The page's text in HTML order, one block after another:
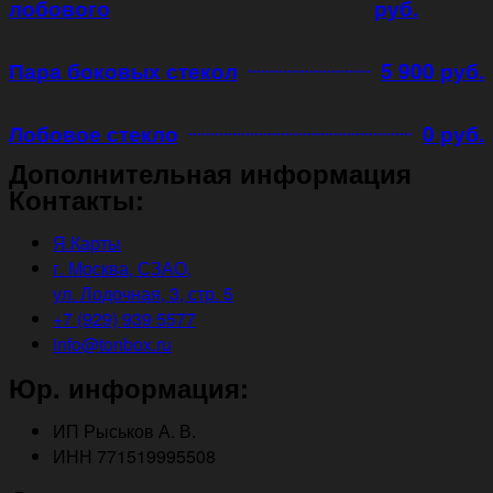
лобового руб.
Пара боковых стекол 5 900 руб.
Лобовое стекло 0 руб.
Дополнительная информация
Контакты:
Я.Карты
г. Москва, СЗАО,
ул. Лодочная, 3, стр. 5
+7 (929) 939 5577
info@tonbox.ru
Юр. информация:
ИП Рыськов А. В.
ИНН 771519995508